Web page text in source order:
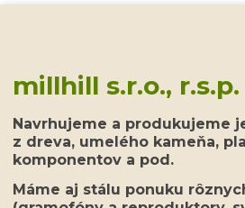
millhill s.r.o., r.s.p.
Navrhujeme a produkujeme
z dreva, umelého kameňa,
komponentov a pod.
Máme aj stálu ponuku